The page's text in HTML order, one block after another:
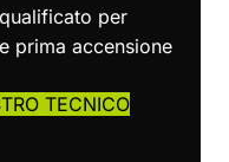
per
prima accensione
TECNICO